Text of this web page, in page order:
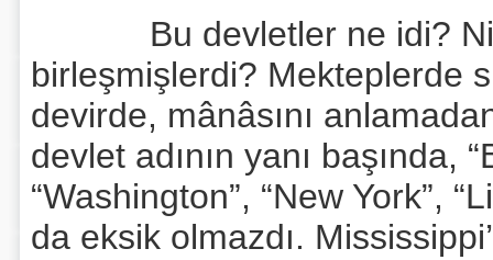
Bu devletler ne idi?
birleşmişlerdi? Mekteplerde
devirde, mânâsını
devlet adının yanı başında,
“Washington”, “New York”,
da eksik olmazdı.